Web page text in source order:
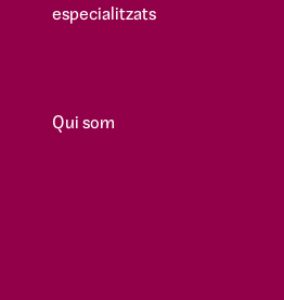
especialitzats
Qui som